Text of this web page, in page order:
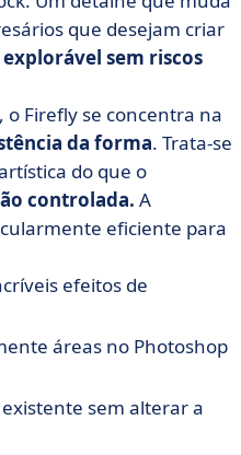
que desejam criar
sem riscos
Firefly se concentra na
da forma. Trata-se
do que o
controlada. A
eficiente para
efeitos de
áreas no Photoshop
sem alterar a